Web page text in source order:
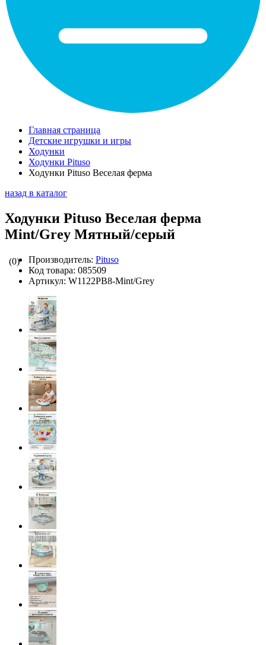
Главная страница
Детские игрушки и игры
Ходунки
Ходунки Pituso
Ходунки Pituso Веселая ферма
назад в каталог
Ходунки Pituso Веселая ферма
Mint/Grey Мятный/серый
(0) Производитель: Pituso
Код товара: 085509
Артикул: W1122PB8-Mint/Grey